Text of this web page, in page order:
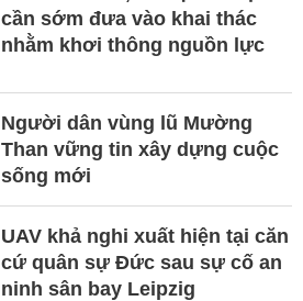
cần sớm đưa vào khai thác
nhằm khơi thông nguồn lực
Người dân vùng lũ Mường
Than vững tin xây dựng cuộc
sống mới
UAV khả nghi xuất hiện tại căn
cứ quân sự Đức sau sự cố an
ninh sân bay Leipzig